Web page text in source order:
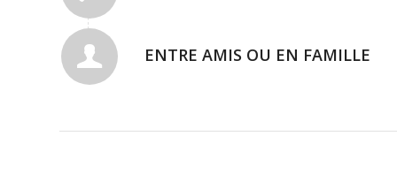
ENTRE AMIS OU EN FAMILLE